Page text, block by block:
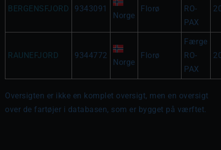
BERGENSFJORD 9343091
Norge
Florø
RO-
PAX
RAUNEFJORD 9344772
Norge
Florø
Færge
RO-
PAX
Oversigten er ikke en komplet oversigt, men en oversigt
over de fartøjer i databasen, som er bygget på værftet.